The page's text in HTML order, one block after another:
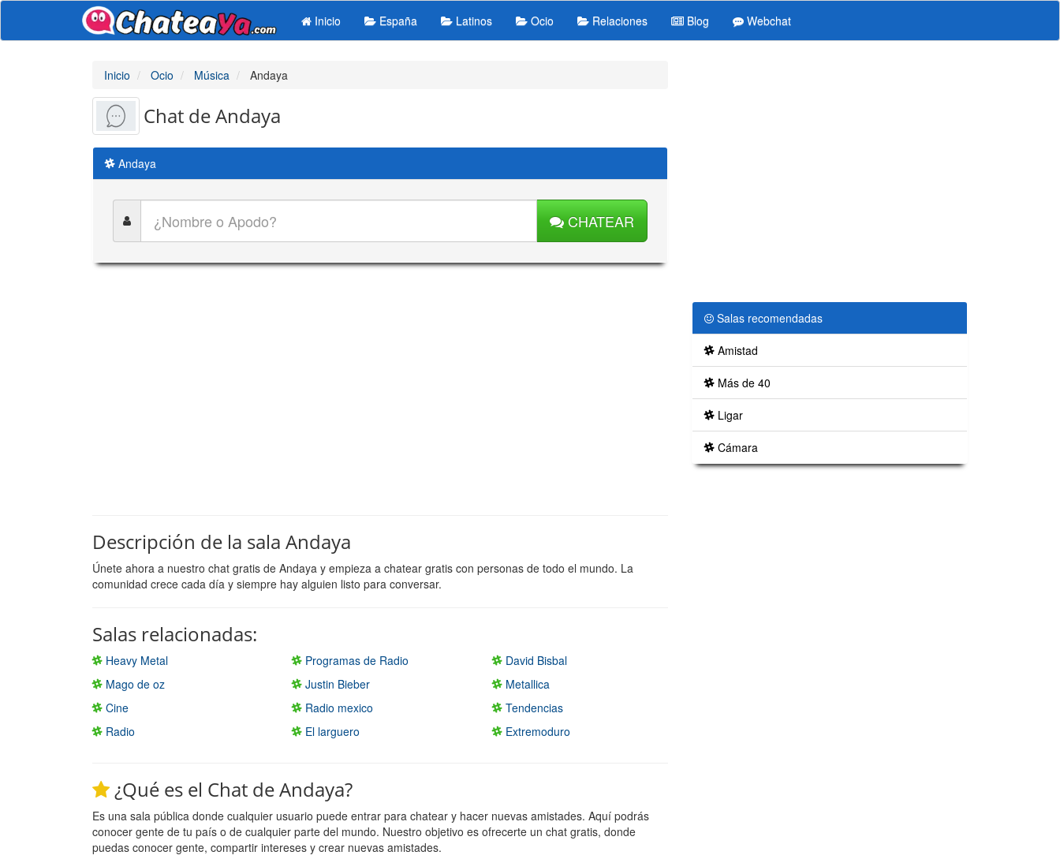
Inicio España Latinos Ocio Relaciones Blog Webchat
Inicio Ocio Música Andaya
Chat de Andaya
Andaya
CHATEAR
Descripción de la sala Andaya
Únete ahora a nuestro chat gratis de Andaya y empieza a chatear gratis con personas de todo el mundo. La
comunidad crece cada día y siempre hay alguien listo para conversar.
Salas relacionadas:
Heavy Metal Programas de Radio
David Bisbal
Mago de oz
Justin Bieber
Metallica
Cine
Radio mexico
Tendencias
Radio
El larguero Extremoduro
¿Qué es el Chat de Andaya?
Es una sala pública donde cualquier usuario puede entrar para chatear y hacer nuevas amistades. Aquí podrás
conocer gente de tu país o de cualquier parte del mundo. Nuestro objetivo es ofrecerte un chat gratis, donde
puedas conocer gente, compartir intereses y crear nuevas amistades.
Salas recomendadas
Amistad
Más de 40
Ligar
Cámara